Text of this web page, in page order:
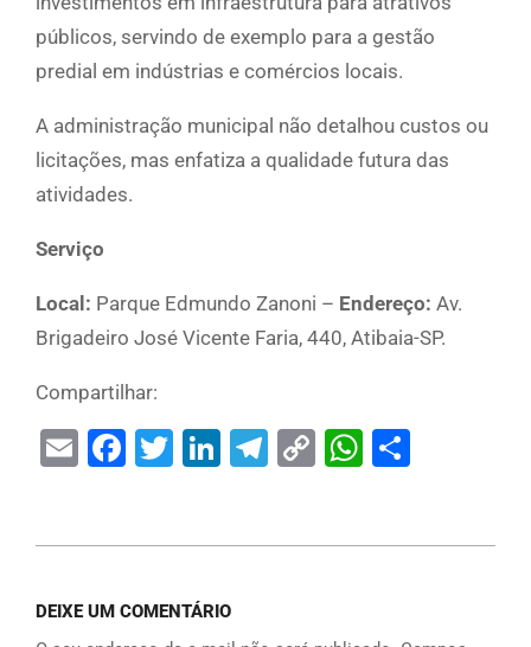
públicos, servindo de exemplo para a gestão
predial em indústrias e comércios locais.
A administração municipal não detalhou custos ou
licitações, mas enfatiza a qualidade futura das
atividades.
Serviço
Local: Parque Edmundo Zanoni – Endereço: Av.
Brigadeiro José Vicente Faria, 440, Atibaia-SP.
Compartilhar:
EmailFacebook
Twitter
LinkedIn
Telegram
Copy
DEIXE UM COMENTÁRIO